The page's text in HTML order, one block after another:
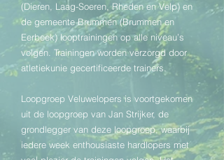
(Dieren, Laag-Soeren, Rheden en Velp) en
de gemeente Brummen (Brummen en
Eerbeek) looptrainingen op alle niveau’s
volgen. Trainingen worden verzorgd door
atletiekunie gecertificeerde trainers.
Loopgroep Veluwelopers is voortgekomen
uit de loopgroep van Jan Strijker, de
grondlegger van deze loopgroep, waarbij
iedere week enthousiaste hardlopers met